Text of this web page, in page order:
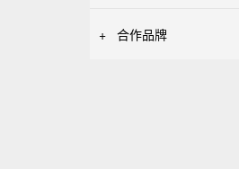
+ 合作品牌